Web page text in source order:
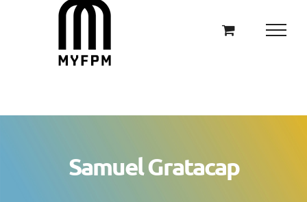
Samuel Gratacap